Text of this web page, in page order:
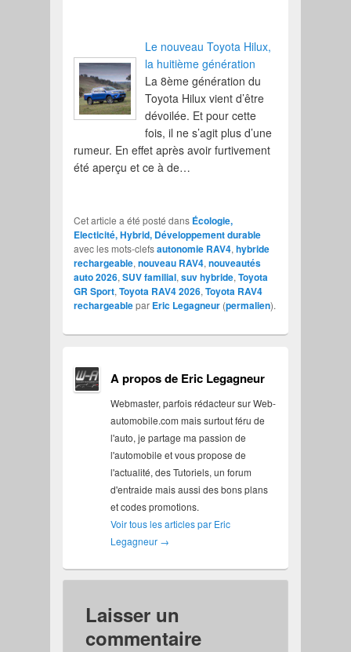
Le nouveau Toyota Hilux,
la huitième génération
La 8ème génération du
Toyota Hilux vient d’être
dévoilée. Et pour cette
fois, il ne s’agit plus d’une
rumeur. En effet après avoir furtivement
été aperçu et ce à de…
Cet article a été posté dans Écologie,
Electicité, Hybrid, Développement durable
avec les mots-clefsautonomie RAV4,hybride
rechargeable,nouveau RAV4,nouveautés
auto 2026,SUV familial,suv hybride,Toyota
GR Sport,Toyota RAV4 2026,Toyota RAV4
rechargeablepar Eric Legagneur (permalien).
A propos de Eric Legagneur
Webmaster, parfois rédacteur sur Web-
automobile.com mais surtout féru de
l'auto, je partage ma passion de
l'automobile et vous propose de
l'actualité, des Tutoriels, un forum
d'entraide mais aussi des bons plans
et codes promotions.
Voir tous les articles par Eric
Legagneur →
Laisser un
commentaire